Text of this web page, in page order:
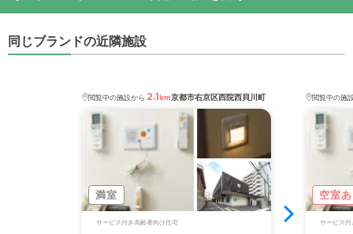
す。
・経験豊富な入居相談員が完全無料で施設探しをサ
入居相談：
0120-579-721
（無料）
受付時間：10：00～19：00
・全国10000件の介護施設情報を掲載
幅広い選択肢の中から、条件にあった施設を選ぶ
ことができます。
・要介護度：要介護2、要介護3、要介護4、要介護5
ケアスル 介護では詳細な料金プランをご確認頂けま
す。詳しくはこちら
◎ケアスル 介護の3つの特徴
・経験豊富な入居相談員が完全無料で施設探しをサ
入居相談：0120-579-721（無料）
・最寄り駅：花園駅0.4km円町駅0.7km妙心寺駅
1.0km 等持院・立命館大学衣笠キャンパス前駅
1.0km龍安寺駅1.0km太秦天神川駅1.1km西大路御
1.2km 蚕ノ社駅 1.2km北野白梅町駅
1.2km
太秦広隆寺駅1.4km西大路三条駅1.5km宇多野駅
鳴滝駅1.6km常盤駅 1.7km 撮影所前駅
1.9km
1.9km二条駅1.9km太秦駅 2.0km
帷子ノ辻駅
2.6km 有栖川駅2.6km四条大宮駅
大宮駅2.9km 2.9km車折神社駅
丹波口駅3.2km 丸太町駅3.4km鹿王院駅
烏丸御池駅3.5km
同じブランドの近隣施設
閲覧中の施設から 2.1km京都市右京区西院西貝川町
満室
サービス付き高齢者向け住宅
閲覧中の施
空室
サービス付